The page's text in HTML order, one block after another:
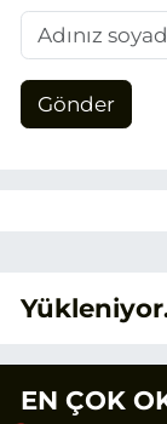
Gönder
EN ÇOK